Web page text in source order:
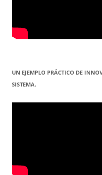
UN EJEMPLO PRÁCTICO DE
SISTEMA.